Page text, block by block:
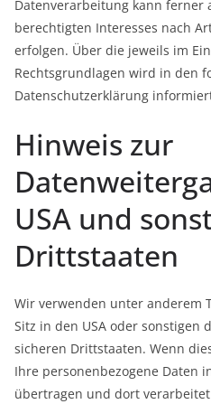
Datenverarbeitung kann ferner
berechtigten Interesses nach
erfolgen. Über die jeweils im
Rechtsgrundlagen wird in den
Datenschutzerklärung
Hinweis zur
USA und
Drittstaaten
Wir verwenden unter anderem
Sitz in den USA oder sonstigen
sicheren Drittstaaten. Wenn
Ihre personenbezogene Daten
übertragen und dort